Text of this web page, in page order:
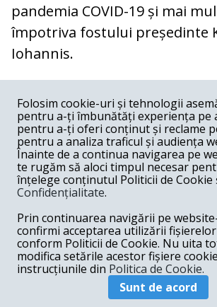
pandemia COVID-19 și mai
împotriva fostului președinte
Iohannis.
COMENTARII
Nume
Email
Postează comentariu
Folosim cookie-uri și tehnologii
pentru a-ți îmbunătăți experiența pe
pentru a-ți oferi conținut și reclame
pentru a analiza traficul și audiența
Înainte de a continua navigarea pe
te rugăm să aloci timpul necesar
înțelege conținutul Politicii de Cookie
Confidențialitate.
Prin continuarea navigării pe
confirmi acceptarea utilizării
conform Politicii de Cookie. Nu uita
modifica setările acestor fișiere
instrucțiunile din Politica de Cookie.
Sunt de acord